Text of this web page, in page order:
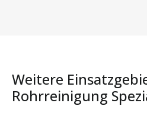
Weitere
Rohrreinigung